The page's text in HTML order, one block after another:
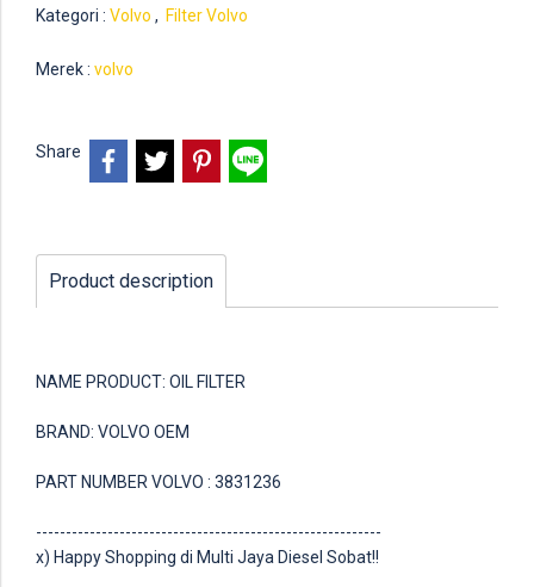
Kategori : Volvo , Filter Volvo
Merek : volvo
Share
Product description
NAME PRODUCT: OIL FILTER
BRAND: VOLVO OEM
PART NUMBER VOLVO : 3831236
----------------------------------------------------------
x) Happy Shopping di Multi Jaya Diesel Sobat!!